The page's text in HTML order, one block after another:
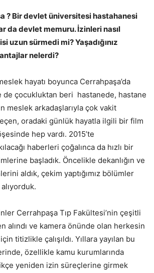
? Bir devlet üniversitesi hastahanesi
da devlet memuru. İzinleri nasıl
uzun sürmedi mi? Yaşadığınız
nelerdi?
hayatı boyunca Cerrahpaşa’da
de çocukluktan beri hastanede, hastane
meslek arkadaşlarıyla çok vakit
oradaki günlük hayatla ilgili bir film
hep vardı. 2015’te
haberleri çoğalınca da hızlı bir
başladık. Öncelikle dekanlığın ve
aldık, çekim yaptığımız bölümler
Cerrahpaşa Tıp Fakültesi’nin çeşitli
alındı ve kamera önünde olan herkesin
titizlikle çalışıldı. Yıllara yayılan bu
özellikle kamu kurumlarında
yeniden izin süreçlerine girmek